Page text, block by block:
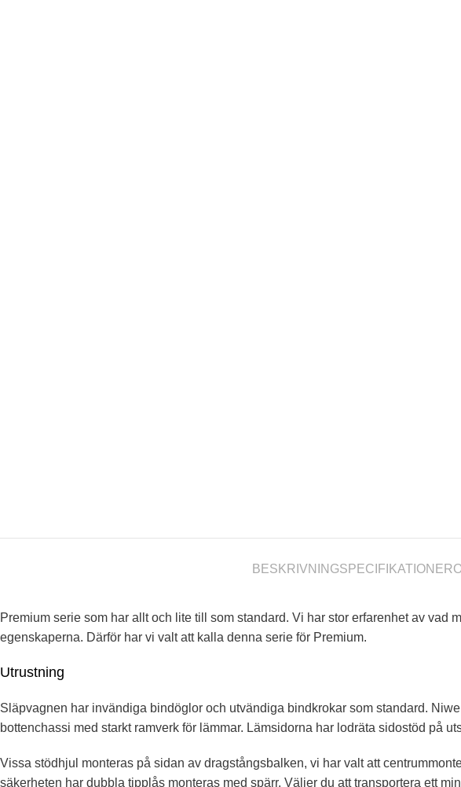
BESKRIVNINGSPECIFIKATIONER
Premium serie som har allt och lite till som standard. Vi har stor erfarenhet av
egenskaperna. Därför har vi valt att kalla denna serie för Premium.
Utrustning
Släpvagnen har invändiga bindöglor och utvändiga bindkrokar som standard.
bottenchassi med starkt ramverk för lämmar. Lämsidorna har lodräta sidostöd på
Vissa stödhjul monteras på sidan av dragstångsbalken, vi har valt att
säkerheten har dubbla tipplås monteras med spärr. Väljer du att transportera ett